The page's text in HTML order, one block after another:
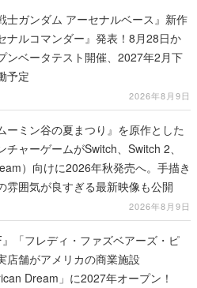
士ガンダム アーセナルベース』新作
ナルコマンダー』発表！8月28日か
ンベータテスト開催、2027年2月下
予定
2026年8月9日
ーミン谷の夏まつり』を原作とした
チャーゲームがSwitch、Switch 2、
）向けに2026年秋発売へ。手描き
雰囲気が良すぎる最新映像も公開
2026年8月9日
』「フレディ・ファズベアーズ・ピ
店舗がアメリカの商業施設
Dream」に2027年オープン！